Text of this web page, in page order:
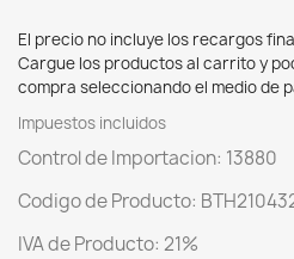
El precio no incluye los recargos
Cargue los productos al carrito y
compra seleccionando el medio de
Impuestos incluidos
Control de Importacion: 13880
Codigo de Producto:
IVA de Producto: 21%